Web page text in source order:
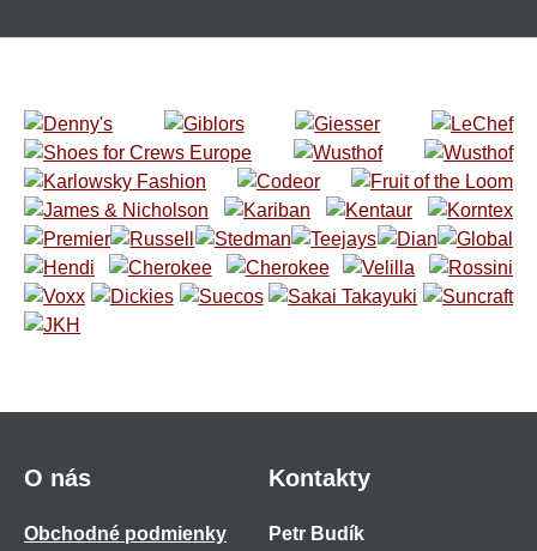
O nás
Obchodné podmienky
Kontakty
Petr Budík